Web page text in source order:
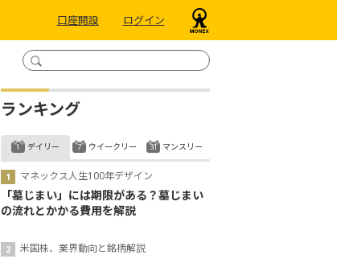
口座開設 ログイン
ランキング
デイリー
マネックス人生100年デザイン
「墓じまい」には期限がある？墓じまい
の流れとかかる費用を解説
米国株、業界動向と銘柄解説
ウイークリー マンスリー